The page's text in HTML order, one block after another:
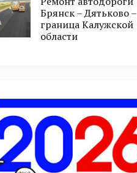
Брянск – Дятьково –
граница Калужской
области